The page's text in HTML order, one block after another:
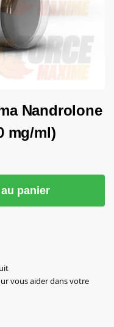
Nandrolone
mg/ml)
panier
vous aider dans votre